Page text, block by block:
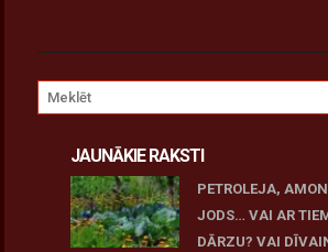
JAUNĀKIE RAKSTI
PETROLEJA,
JODS… VAI AR
DĀRZU? VAI